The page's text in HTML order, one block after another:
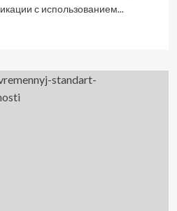
с использованием...